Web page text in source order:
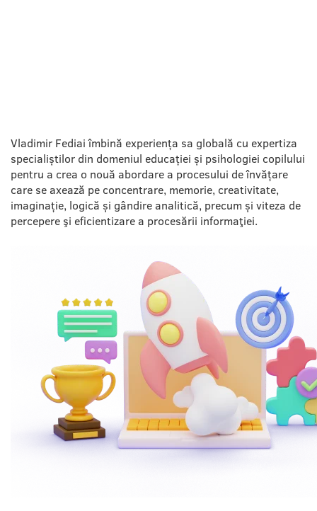
Vladimir Fediai îmbină experiența sa globală cu expertiza
specialiștilor din domeniul educației și psihologiei copilului
pentru a crea o nouă abordare a procesului de învățare
care se axează pe concentrare, memorie, creativitate,
imaginație, logică și gândire analitică, precum și viteza de
percepere şi eficientizare a procesării informaţiei.